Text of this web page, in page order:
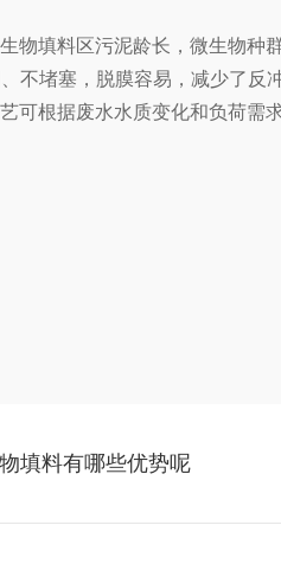
物填料区污泥龄长，微生物种
不堵塞，脱膜容易，减少了
可根据废水水质变化和负荷
填料有哪些优势呢